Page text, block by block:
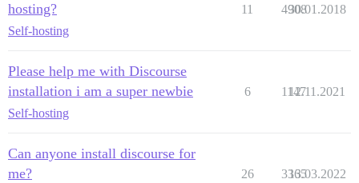
hosting?
Self-hosting
11 4908
30.01.2018
Please help me with Discourse
installation i am a super newbie
Self-hosting
6 1147
12.11.2021
Can anyone install discourse for
me?
26 3365
13.03.2022